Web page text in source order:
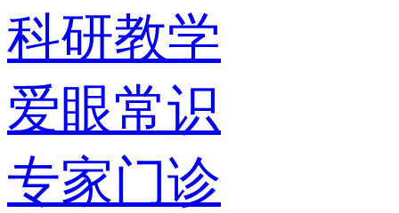
科研教学
爱眼常识
专家门诊